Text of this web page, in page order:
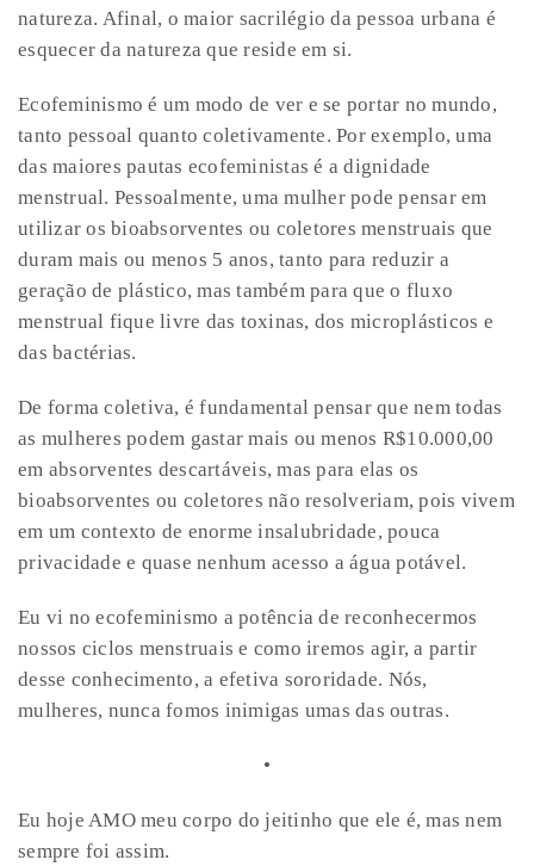
natureza. Afinal, o maior sacrilégio da pessoa urbana é
esquecer da natureza que reside em si.
Ecofeminismo é um modo de ver e se portar no mundo,
tanto pessoal quanto coletivamente. Por exemplo, uma
das maiores pautas ecofeministas é a dignidade
menstrual. Pessoalmente, uma mulher pode pensar em
utilizar os bioabsorventes ou coletores menstruais que
duram mais ou menos 5 anos, tanto para reduzir a
geração de plástico, mas também para que o fluxo
menstrual fique livre das toxinas, dos microplásticos e
das bactérias.
De forma coletiva, é fundamental pensar que nem todas
as mulheres podem gastar mais ou menos R$10.000,00
em absorventes descartáveis, mas para elas os
bioabsorventes ou coletores não resolveriam, pois vivem
em um contexto de enorme insalubridade, pouca
privacidade e quase nenhum acesso a água potável.
Eu vi no ecofeminismo a potência de reconhecermos
nossos ciclos menstruais e como iremos agir, a partir
desse conhecimento, a efetiva sororidade. Nós,
mulheres, nunca fomos inimigas umas das outras.
•
Eu hoje AMO meu corpo do jeitinho que ele é, mas nem
sempre foi assim.